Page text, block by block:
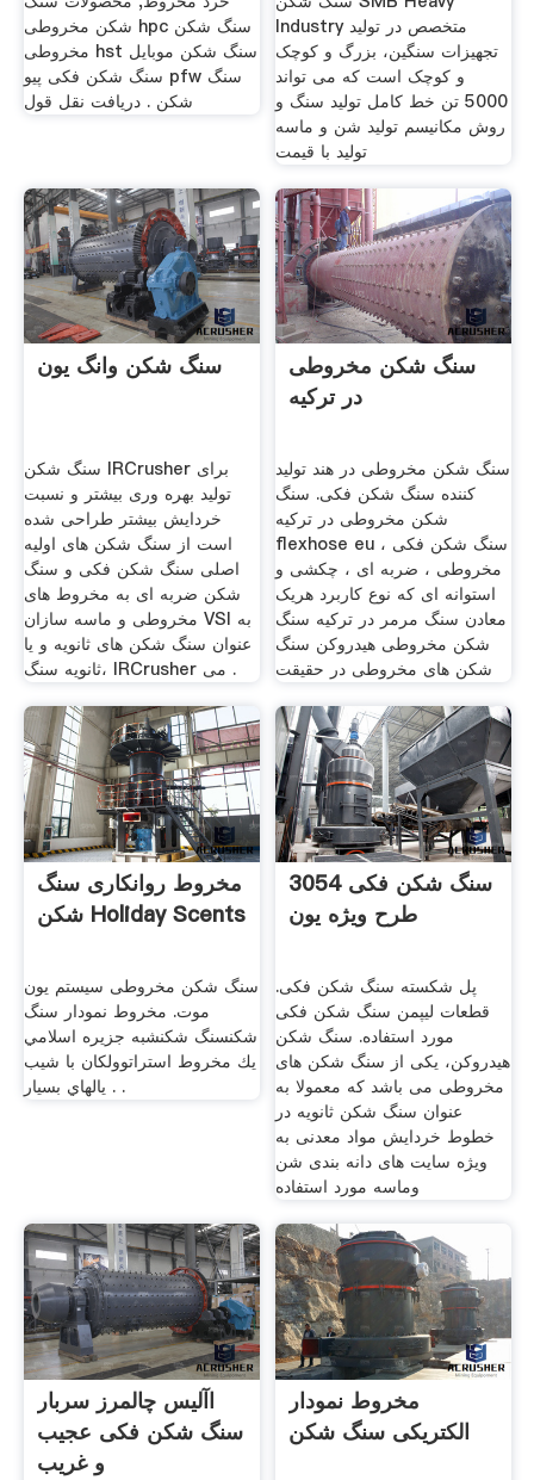
شکن مخروطی hpc سنگ شکن
مخروطی hst سنگ شکن موبایل
سنگ شکن فکی پیو pfw سنگ
شکن . دریافت نقل قول
Industry متخصص در تولید
تجهیزات سنگین، بزرگ و کوچک
و کوچک است که می تواند
5000 تن خط کامل تولید سنگ و
روش مکانیسم تولید شن و ماسه
تولید با قیمت
سنگ شکن وانگ یون
سنگ شکن IRCrusher برای
تولید بهره وری بیشتر و نسبت
خردایش بیشتر طراحی شده
است از سنگ شکن های اولیه
اصلی سنگ شکن فکی و سنگ
شکن ضربه ای به مخروط های
مخروطی و ماسه سازان VSI به
عنوان سنگ شکن های ثانویه و یا
ثانویه سنگ، IRCrusher می .
سنگ شکن مخروطی
در ترکیه
سنگ شکن مخروطی در هند تولید
کننده سنگ شکن فکی. سنگ
شکن مخروطی در ترکیه
flexhose eu سنگ شکن فکی ،
مخروطی ، ضربه ای ، چکشی و
استوانه ای که نوع کاربرد هریک
معادن سنگ مرمر در ترکیه سنگ
شکن مخروطی هیدروکن سنگ
شکن های مخروطی در حقیقت
مخروط روانکاری سنگ
شکن Holiday Scents
سنگ شکن مخروطی سیستم یون
موت. مخروط نمودار سنگ
شکنسنگ شکنشبه جزيره اسلامي
يك مخروط استراتوولكان با شيب
يالهاي بسيار . .
سنگ شکن فکی 3054
طرح ویژه یون
پل شکسته سنگ شکن فکی.
قطعات لیپمن سنگ شکن فکی
مورد استفاده. سنگ شکن
هیدروکن، یکی از سنگ شکن های
مخروطی می باشد که معمولا به
عنوان سنگ شکن ثانویه در
خطوط خردایش مواد معدنی به
ویژه سایت های دانه بندی شن
وماسه مورد استفاده
اآلیس چالمرز سربار
سنگ شکن فکی عجیب
و غریب
مخروط نمودار
الکتریکی سنگ شکن